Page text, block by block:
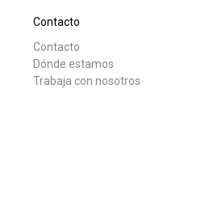
Contacto
Contacto
Dónde estamos
Trabaja con nosotros